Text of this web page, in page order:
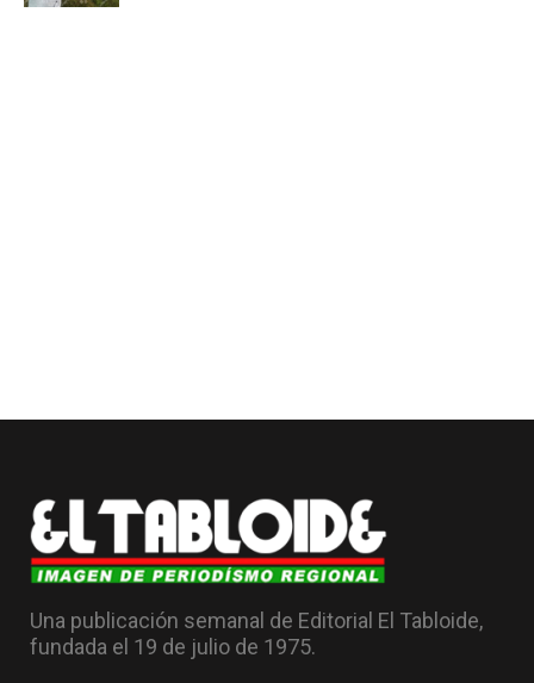
Una publicación semanal de Editorial El Tabloide,
fundada el 19 de julio de 1975.